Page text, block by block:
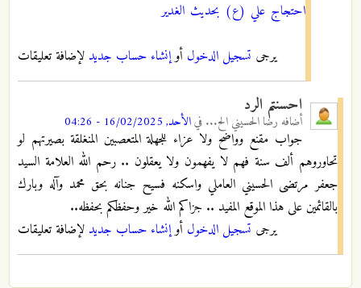
احتجاج علي (ع) بحديث الغدير
يرجى تسجيل الدخول أوإنشاء حساب جديد لإضافة تعليقات
احسنتم الرد
أضافه رضا الحسيني الح... فيالأحد, 16/02/2025 - 04:26
جواب مقنع وواضح ولا عزاء للجهلة المتعصبين المنغلقة بصيرتهم لو
تحاوروهم ألف سنة فهم لا يفهمون ولا يعقلون .. رحم الله العلامة السيد
جعفر مرتضى الحسيني العاملي واسكنه فسيح جنانه بحق محمد وآله وبارك
بالقائمين على هذا الموقع المفيد .. جزاكم الله خير وحفظكم بحفظه..
يرجى تسجيل الدخول أوإنشاء حساب جديد لإضافة تعليقات